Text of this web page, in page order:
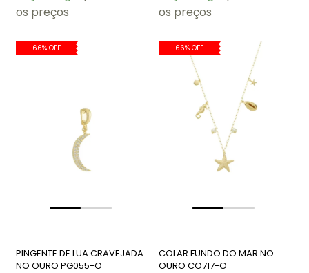
os preços
os preços
66% OFF
PINGENTE DE LUA CRAVEJADA
NO OURO PG055-O
66% OFF
COLAR FUNDO DO MAR NO
OURO CO717-O